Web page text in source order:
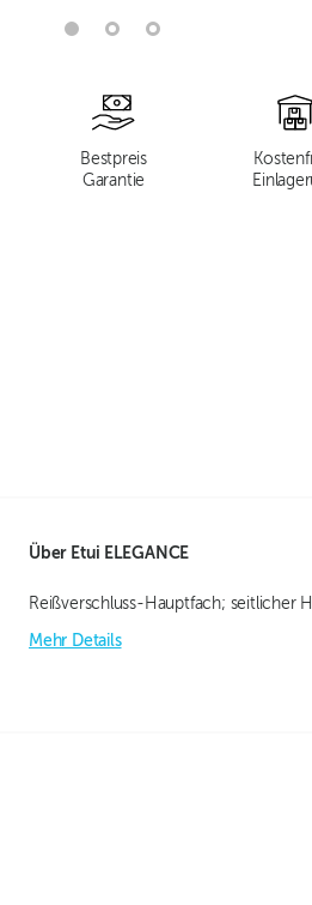
Bestpreis
Garantie
Über Etui ELEGANCE
Reißverschluss-Hauptfach; seitlicher
Mehr Details